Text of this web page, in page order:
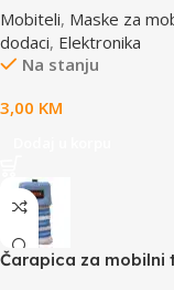
65x100mm
Mobiteli, Maske za
dodaci, Elektronika
Na stanju
3,00 KM
Čarapica za mobilni